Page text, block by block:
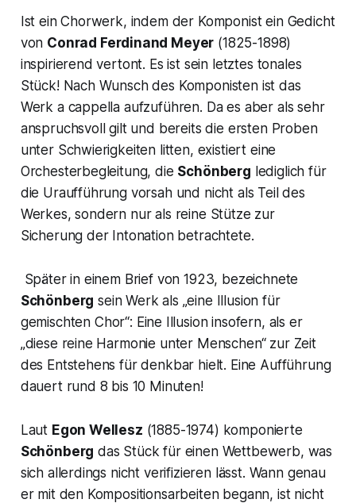
Ist ein Chorwerk, indem der Komponist ein Gedicht
von Conrad Ferdinand Meyer (1825-1898)
inspirierend vertont. Es ist sein letztes tonales
Stück! Nach Wunsch des Komponisten ist das
Werk a cappella aufzuführen. Da es aber als sehr
anspruchsvoll gilt und bereits die ersten Proben
unter Schwierigkeiten litten, existiert eine
Orchesterbegleitung, die Schönberg lediglich für
die Uraufführung vorsah und nicht als Teil des
Werkes, sondern nur als reine Stütze zur
Sicherung der Intonation betrachtete.
Später in einem Brief von 1923, bezeichnete
Schönberg sein Werk als „eine Illusion für
gemischten Chor“: Eine Illusion insofern, als er
„diese reine Harmonie unter Menschen“ zur Zeit
des Entstehens für denkbar hielt. Eine Aufführung
dauert rund 8 bis 10 Minuten!
Laut Egon Wellesz (1885-1974) komponierte
Schönberg das Stück für einen Wettbewerb, was
sich allerdings nicht verifizieren lässt. Wann genau
er mit den Kompositionsarbeiten begann, ist nicht